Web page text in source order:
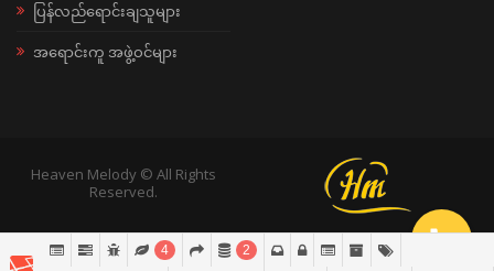
ပြန်လည်ရောင်းချသူများ
အရောင်းကူ အဖွဲ့ဝင်များ
Heaven Melody © All Rights
Reserved.
4 2